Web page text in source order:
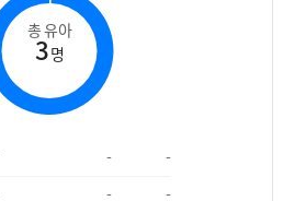
총 유아
3명
-
-
-
-